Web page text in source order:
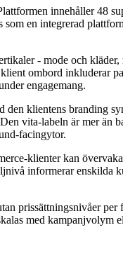
innehåller 48
en integrerad
- mode och
ombord inkluderar
engagemang.
klientens branding
vita-labeln är mer än
facingytor.
klienter kan
informerar enskilda
prissättningsnivåer
med